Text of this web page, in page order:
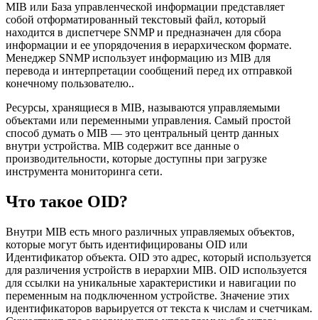
MIB или База управленческой информации представляет
собой отформатированный текстовый файл, который
находится в диспетчере SNMP и предназначен для сбора
информации и ее упорядочения в иерархическом формате.
Менеджер SNMP использует информацию из MIB для
перевода и интерпретации сообщений перед их отправкой
конечному пользователю..
Ресурсы, хранящиеся в MIB, называются управляемыми
объектами или переменными управления. Самый простой
способ думать о MIB — это центральный центр данных
внутри устройства. MIB содержит все данные о
производительности, которые доступны при загрузке
инструмента мониторинга сети.
Что такое OID?
Внутри MIB есть много различных управляемых объектов,
которые могут быть идентифицированы OID или
Идентификатор объекта. OID это адрес, который используется
для различения устройств в иерархии MIB. OID используется
для ссылки на уникальные характеристики и навигации по
переменным на подключенном устройстве. Значение этих
идентификаторов варьируется от текста к числам и счетчикам.